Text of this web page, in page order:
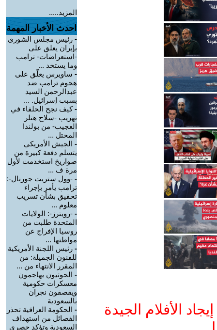
الأفلام الجيدة
المزيد.....
احدث الأخبار المهمة
- رئيس مجلس الشورى
بإيران يعلق على
-استعراضات- ترامب
وما يستخد ...
- ساويرس يعلّق على
هجوم ترامب ضد
عبدالرحمن السيد
بسبب إسرائيل. ...
-كيف نجح الحلفاء في
تهريب -سلاح هتلر
العجيب- من بولندا
المحتل ...
- الجيش الأمريكي
يتسلم دفعة كبيرة من
صواريخ استخدمت لأول
مرة ف ...
- -وول ستريت جورنال-:
ترامب يأمر بإجراء
تحقيق بشأن تسريب
معلوم ...
- -رويترز-: الولايات
المتحدة طلبت من
روسيا الإفراج عن
مواطنها ...
- رئيس اللجنة الأمريكية
للفنون الجميلة: من
المقرر الانتهاء من ...
- الحوثيون يهاجمون
معسكرات حكومية
ويقصفون نجران
بالسعودية
- الحكومة العراقية تحذر
الفصائل من استهداف
السعودية وتؤكد حصري